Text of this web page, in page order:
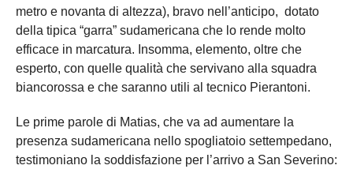
metro e novanta di altezza), bravo nell’anticipo, dotato
della tipica “garra” sudamericana che lo rende molto
efficace in marcatura. Insomma, elemento, oltre che
esperto, con quelle qualità che servivano alla squadra
biancorossa e che saranno utili al tecnico Pierantoni.
Le prime parole di Matias, che va ad aumentare la
presenza sudamericana nello spogliatoio settempedano,
testimoniano la soddisfazione per l’arrivo a San Severino: